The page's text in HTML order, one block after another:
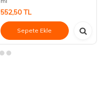
552,50TL
Sepete Ekle